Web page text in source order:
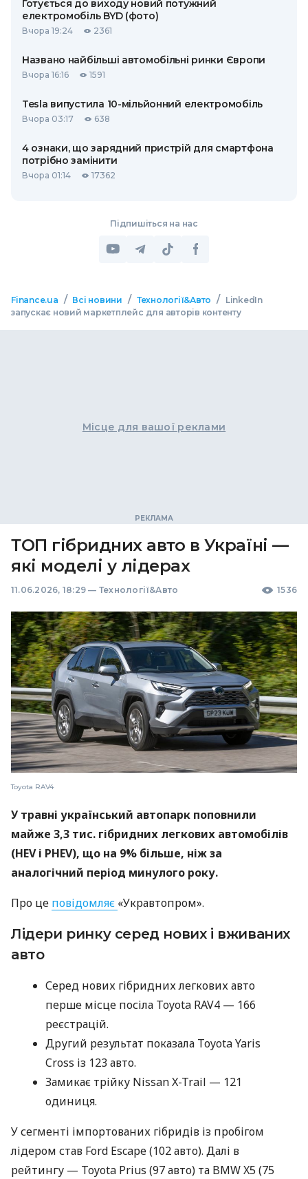
Готується до виходу новий потужний
електромобіль BYD (фото)
Вчора 19:24 2361
Названо найбільші автомобільні ринки Європи
Вчора 16:16 1591
Tesla випустила 10-мільйонний електромобіль
Вчора 03:17 638
4 ознаки, що зарядний пристрій для смартфона
потрібно замінити
Вчора 01:14 17362
Підпишіться на нас
Finance.ua / Всі новини / Технології&Авто /
LinkedIn
запускає новий маркетплейс для авторів контенту
Місце для вашої реклами
ТОП гібридних авто в Україні —
які моделі у лідерах
11.06.2026, 18:29 — Технології&Авто 1536
Toyota RAV4
У травні український автопарк поповнили
майже 3,3 тис. гібридних легкових автомобілів
(HEV і PHEV), що на 9% більше, ніж за
аналогічний період минулого року.
Про це повідомляє «Укравтопром».
Лідери ринку серед нових і вживаних
авто
Серед нових гібридних легкових авто
перше місце посіла Toyota RAV4 — 166
реєстрацій.
Другий результат показала Toyota Yaris
Cross із 123 авто.
Замикає трійку Nissan X-Trail — 121
одиниця.
У сегменті імпортованих гібридів із пробігом
лідером став Ford Escape (102 авто). Далі в
рейтингу — Toyota Prius (97 авто) та BMW X5 (75